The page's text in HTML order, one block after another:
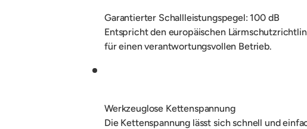
Garantierter Schallleistungspegel: 100 dB
Entspricht den europäischen
für einen verantwortungsvollen Betrieb.
Werkzeuglose Kettenspannung
Die Kettenspannung lässt sich schnell und